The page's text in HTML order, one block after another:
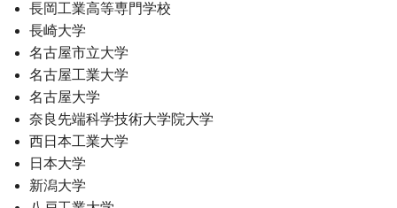
長岡工業高等専門学校
長崎大学
名古屋市立大学
名古屋工業大学
名古屋大学
奈良先端科学技術大学院大学
西日本工業大学
日本大学
新潟大学